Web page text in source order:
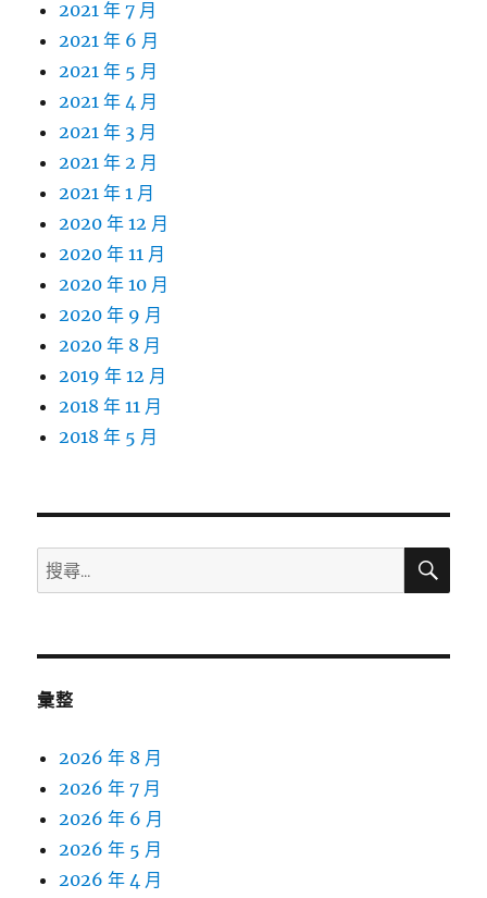
2021 年 7 月
2021 年 6 月
2021 年 5 月
2021 年 4 月
2021 年 3 月
2021 年 2 月
2021 年 1 月
2020 年 12 月
2020 年 11 月
2020 年 10 月
2020 年 9 月
2020 年 8 月
2019 年 12 月
2018 年 11 月
2018 年 5 月
搜
尋
鍵
搜
彙整
2026 年 8 月
2026 年 7 月
2026 年 6 月
2026 年 5 月
2026 年 4 月